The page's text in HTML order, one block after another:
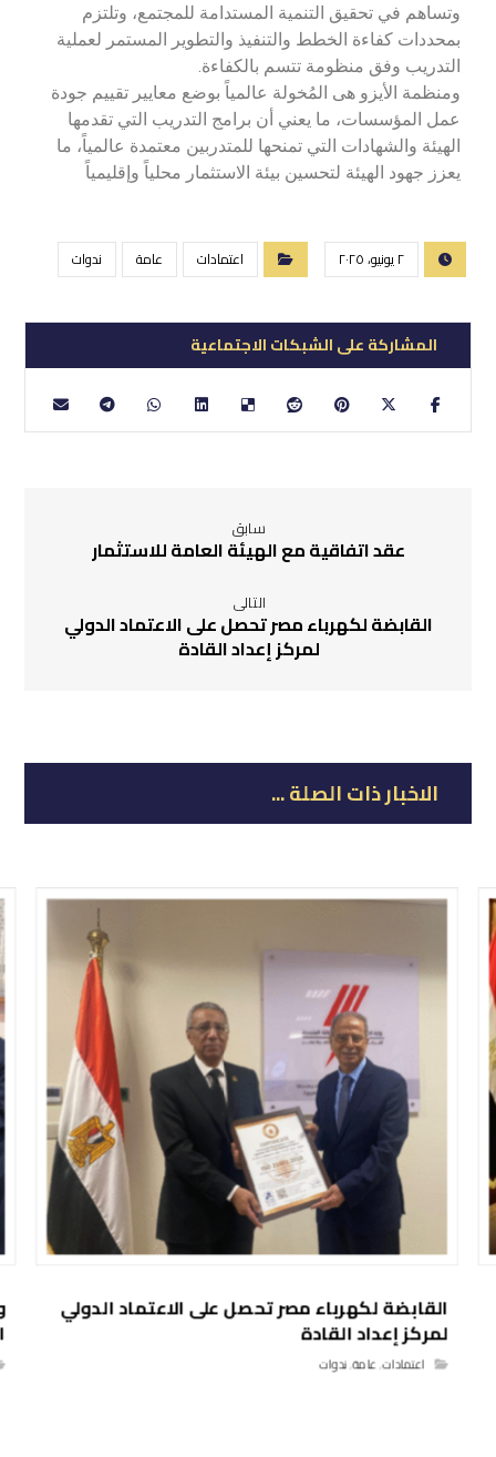
وتساهم في تحقيق التنمية المستدامة للمجتمع، وتلتزم
بمحددات كفاءة الخطط والتنفيذ والتطوير المستمر لعملية
التدريب وفق منظومة تتسم بالكفاءة.
ومنظمة الأيزو هى المُخولة عالمياً بوضع معايير تقييم جودة
عمل المؤسسات، ما يعني أن برامج التدريب التي تقدمها
الهيئة والشهادات التي تمنحها للمتدربين معتمدة عالمياً، ما
يعزز جهود الهيئة لتحسين بيئة الاستثمار محلياً وإقليمياً
٢ يونيو، ٢٠٢٥ اعتمادات عامة ندوات
سابق
عقد اتفاقية مع الهيئة العامة للاستثمار
التالى
القابضة لكهرباء مصر تحصل على الاعتماد الدولي
لمركز إعداد القادة
الاخبار ذات الصلة ...
القابضة لكهرباء مصر تحصل على الاعتماد الدولي
لمركز إعداد القادة
اعتمادات,عامة,ندوات